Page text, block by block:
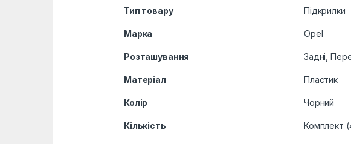
Тип товару Підкрилки
Марка Opel
Розташування Задні,
Матеріал Пластик
Колір Чорний
Кількість Комплект